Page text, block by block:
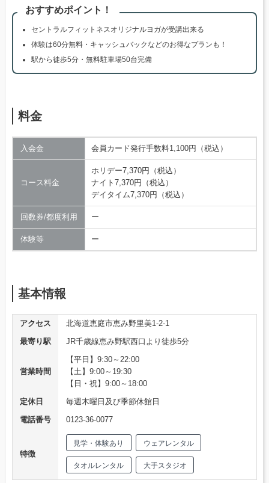
おすすめポイント！
セントラルフィットネスオリジナルヨガが受講出来る
体験は60分無料・キャッシュバックなどのお得なプランも！
駅から徒歩5分・無料駐車場50台完備
料金
入会金 会員カード発行手数料1,100円（税込）
コース料金
ホリデー7,370円（税込）
ナイト7,370円（税込）
デイタイム7,370円（税込）
回数券/都度利用 ー
体験等 ー
基本情報
アクセス
北海道恵庭市恵み野里美1-2-1
最寄り駅
JR千歳線恵み野駅西口より徒歩5分
営業時間
【平日】9:30～22:00
【土】9:00～19:30
【日・祝】9:00～18:00
定休日
毎週木曜日及び季節休館日
電話番号
0123-36-0077
特徴
見学・体験あり ウェアレンタル
タオルレンタル 大手スタジオ